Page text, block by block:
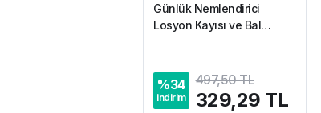
Günlük Nemlendirici
Losyon Kayısı ve Bal
%34
indirim
497,50 TL
329,29 TL